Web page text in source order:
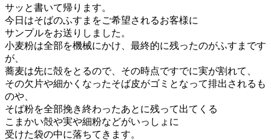
サッと書いて帰ります。
今日はそばのふすまをご希望されるお客様に
サンプルをお送りしました。
小麦粉は全部を機械にかけ、最終的に残ったのがふすまです
が、
蕎麦は先に殻をとるので、その時点ですでに実が割れて、
その欠片や細かくなったそば皮がゴミとなって排出されるも
のや、
そば粉を全部挽き終わったあとに残って出てくる
こまかい殻や実や細粉などがいっしょに
受けた袋の中に落ちてきます。